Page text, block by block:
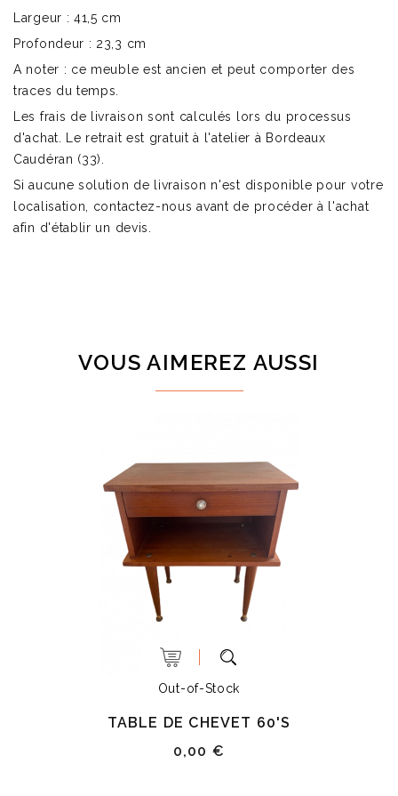
Largeur : 41,5 cm
Profondeur : 23,3 cm
A noter : ce meuble est ancien et peut comporter des
traces du temps.
Les frais de livraison sont calculés lors du processus
d'achat. Le retrait est gratuit à l'atelier à Bordeaux
Caudéran (33).
Si aucune solution de livraison n'est disponible pour votre
localisation, contactez-nous avant de procéder à l'achat
afin d'établir un devis.
VOUS AIMEREZ AUSSI
Out-of-Stock
TABLE DE CHEVET 60'S
0,00 €